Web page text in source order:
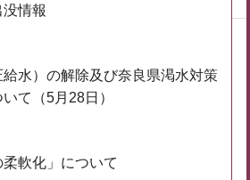
情報
水）の解除及び奈良県渇水対策
て（5月28日）
軟化」について